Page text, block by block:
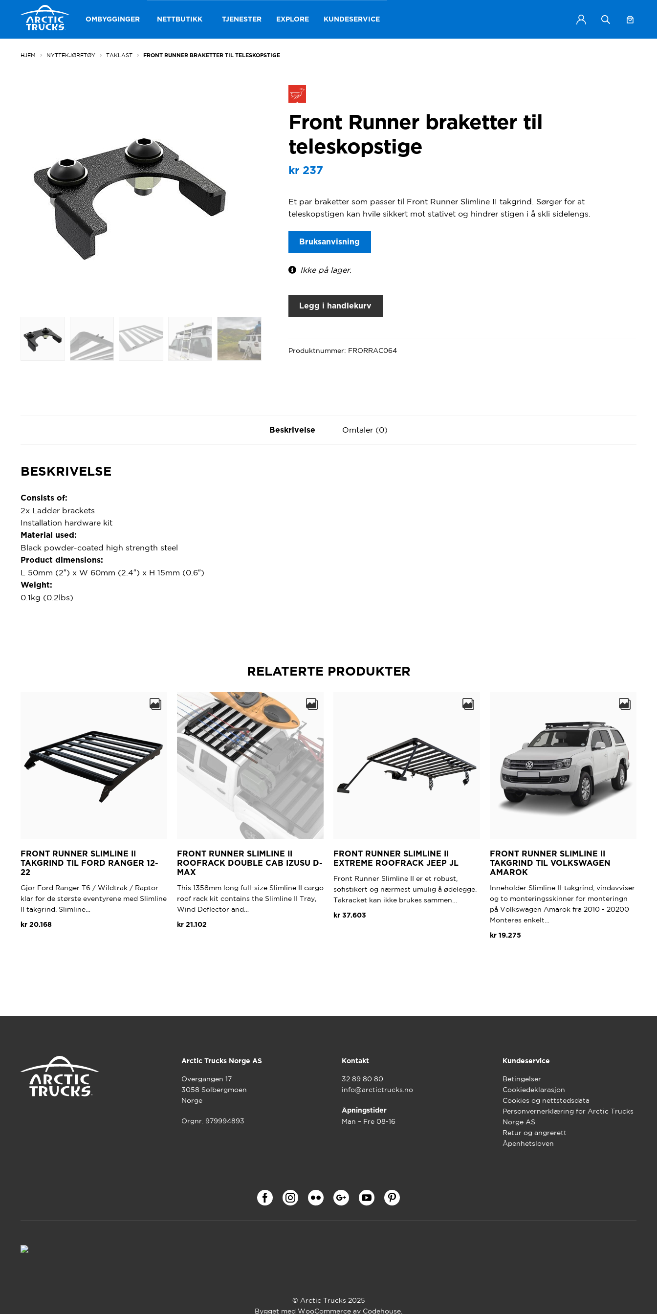
Hopp
til
navigasjon
Hopp
til
innhold
OMBYGGINGER NETTBUTIKK TJENESTER EXPLORE KUNDESERVICE
HJEM NYTTEKJØRETØY TAKLAST FRONT RUNNER BRAKETTER TIL TELESKOPSTIGE
Front Runner braketter til
teleskopstige
kr237
Et par braketter som passer til Front Runner Slimline II takgrind. Sørger for at
teleskopstigen kan hvile sikkert mot stativet og hindrer stigen i å skli sidelengs.
Bruksanvisning
Ikke på lager.
Legg i handlekurv
Produktnummer: FRORRAC064
Beskrivelse Omtaler (0)
BESKRIVELSE
Consists of:
2x Ladder brackets
Installation hardware kit
Material used:
Black powder-coated high strength steel
Product dimensions:
L 50mm (2″) x W 60mm (2.4″) x H 15mm (0.6″)
Weight:
0.1kg (0.2lbs)
RELATERTE PRODUKTER
FRONT RUNNER SLIMLINE II
TAKGRIND TIL FORD RANGER 12-
22
Gjør Ford Ranger T6 / Wildtrak / Raptor
klar for de største eventyrene med Slimline
II takgrind. Slimline…
kr 20.168
FRONT RUNNER SLIMLINE II
ROOFRACK DOUBLE CAB IZUSU D-
MAX
This 1358mm long full-size Slimline II cargo
roof rack kit contains the Slimline II Tray,
Wind Deflector and…
kr 21.102
FRONT RUNNER SLIMLINE II
EXTREME ROOFRACK JEEP JL
Front Runner Slimline II er et robust,
sofistikert og nærmest umulig å ødelegge.
Takracket kan ikke brukes sammen…
kr 37.603
FRONT RUNNER SLIMLINE II
TAKGRIND TIL VOLKSWAGEN
AMAROK
Inneholder Slimline II-takgrind, vindavviser
og to monteringsskinner for monteringn
på Volkswagen Amarok fra 2010 - 20200
Monteres enkelt…
kr 19.275
Arctic Trucks Norge AS
Overgangen 17
3058 Solbergmoen
Norge
Orgnr. 979994893
Kontakt
32 89 80 80
info@arctictrucks.no
Åpningstider
Man – Fre 08-16
Kundeservice
Betingelser
Cookiedeklarasjon
Cookies og nettstedsdata
Personvernerklæring for Arctic Trucks
Norge AS
Retur og angrerett
Åpenhetsloven
© Arctic Trucks 2025
Bygget med WooCommerce av Codehouse.